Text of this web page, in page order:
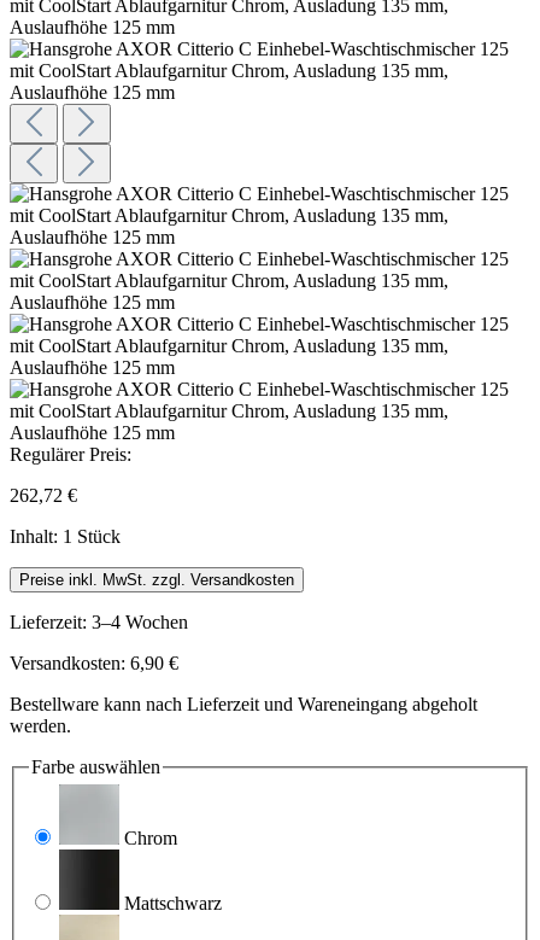
Regulärer Preis:
262,72 €
Inhalt: 1 Stück
Preise inkl. MwSt. zzgl. Versandkosten
Lieferzeit: 3–4 Wochen
Versandkosten: 6,90 €
Bestellware kann nach Lieferzeit und Wareneingang abgeholt
werden.
Farbe auswählen
Chrom
Mattschwarz